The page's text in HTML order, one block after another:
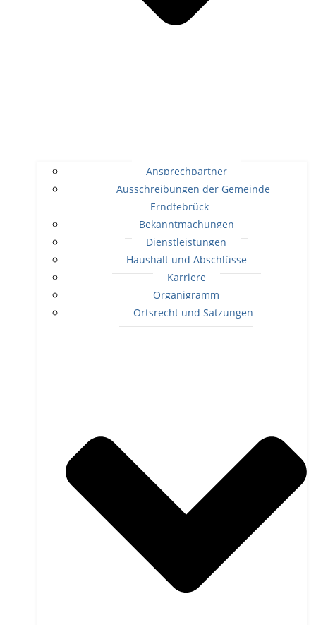
Ansprechpartner
Ausschreibungen der Gemeinde
Erndtebrück
Bekanntmachungen
Dienstleistungen
Haushalt und Abschlüsse
Karriere
Organigramm
Ortsrecht und Satzungen